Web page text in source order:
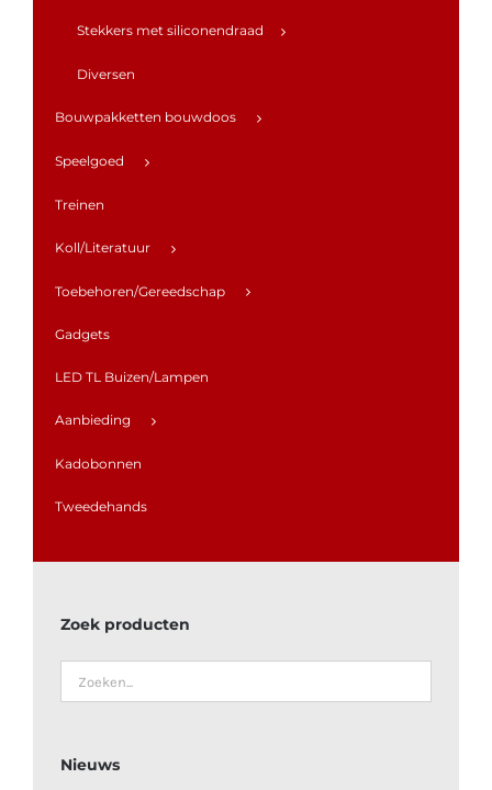
Stekkers met siliconendraad
Diversen
Bouwpakketten bouwdoos
Speelgoed
Treinen
Koll/Literatuur
Toebehoren/Gereedschap
Gadgets
LED TL Buizen/Lampen
Aanbieding
Kadobonnen
Tweedehands
Zoek producten
Nieuws